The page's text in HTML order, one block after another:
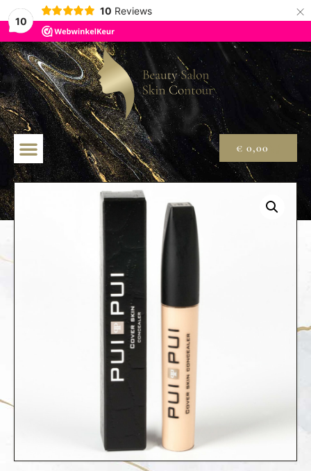
10
10 Reviews ×
€ 0,00